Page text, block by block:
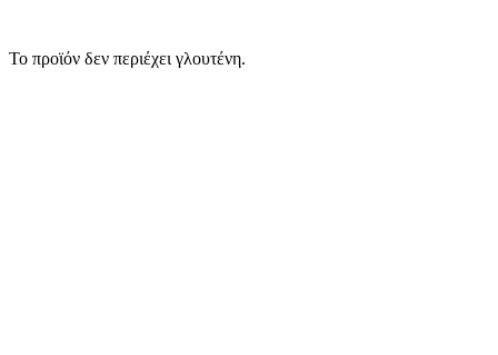
Το προϊόν δεν περιέχει γλουτένη.